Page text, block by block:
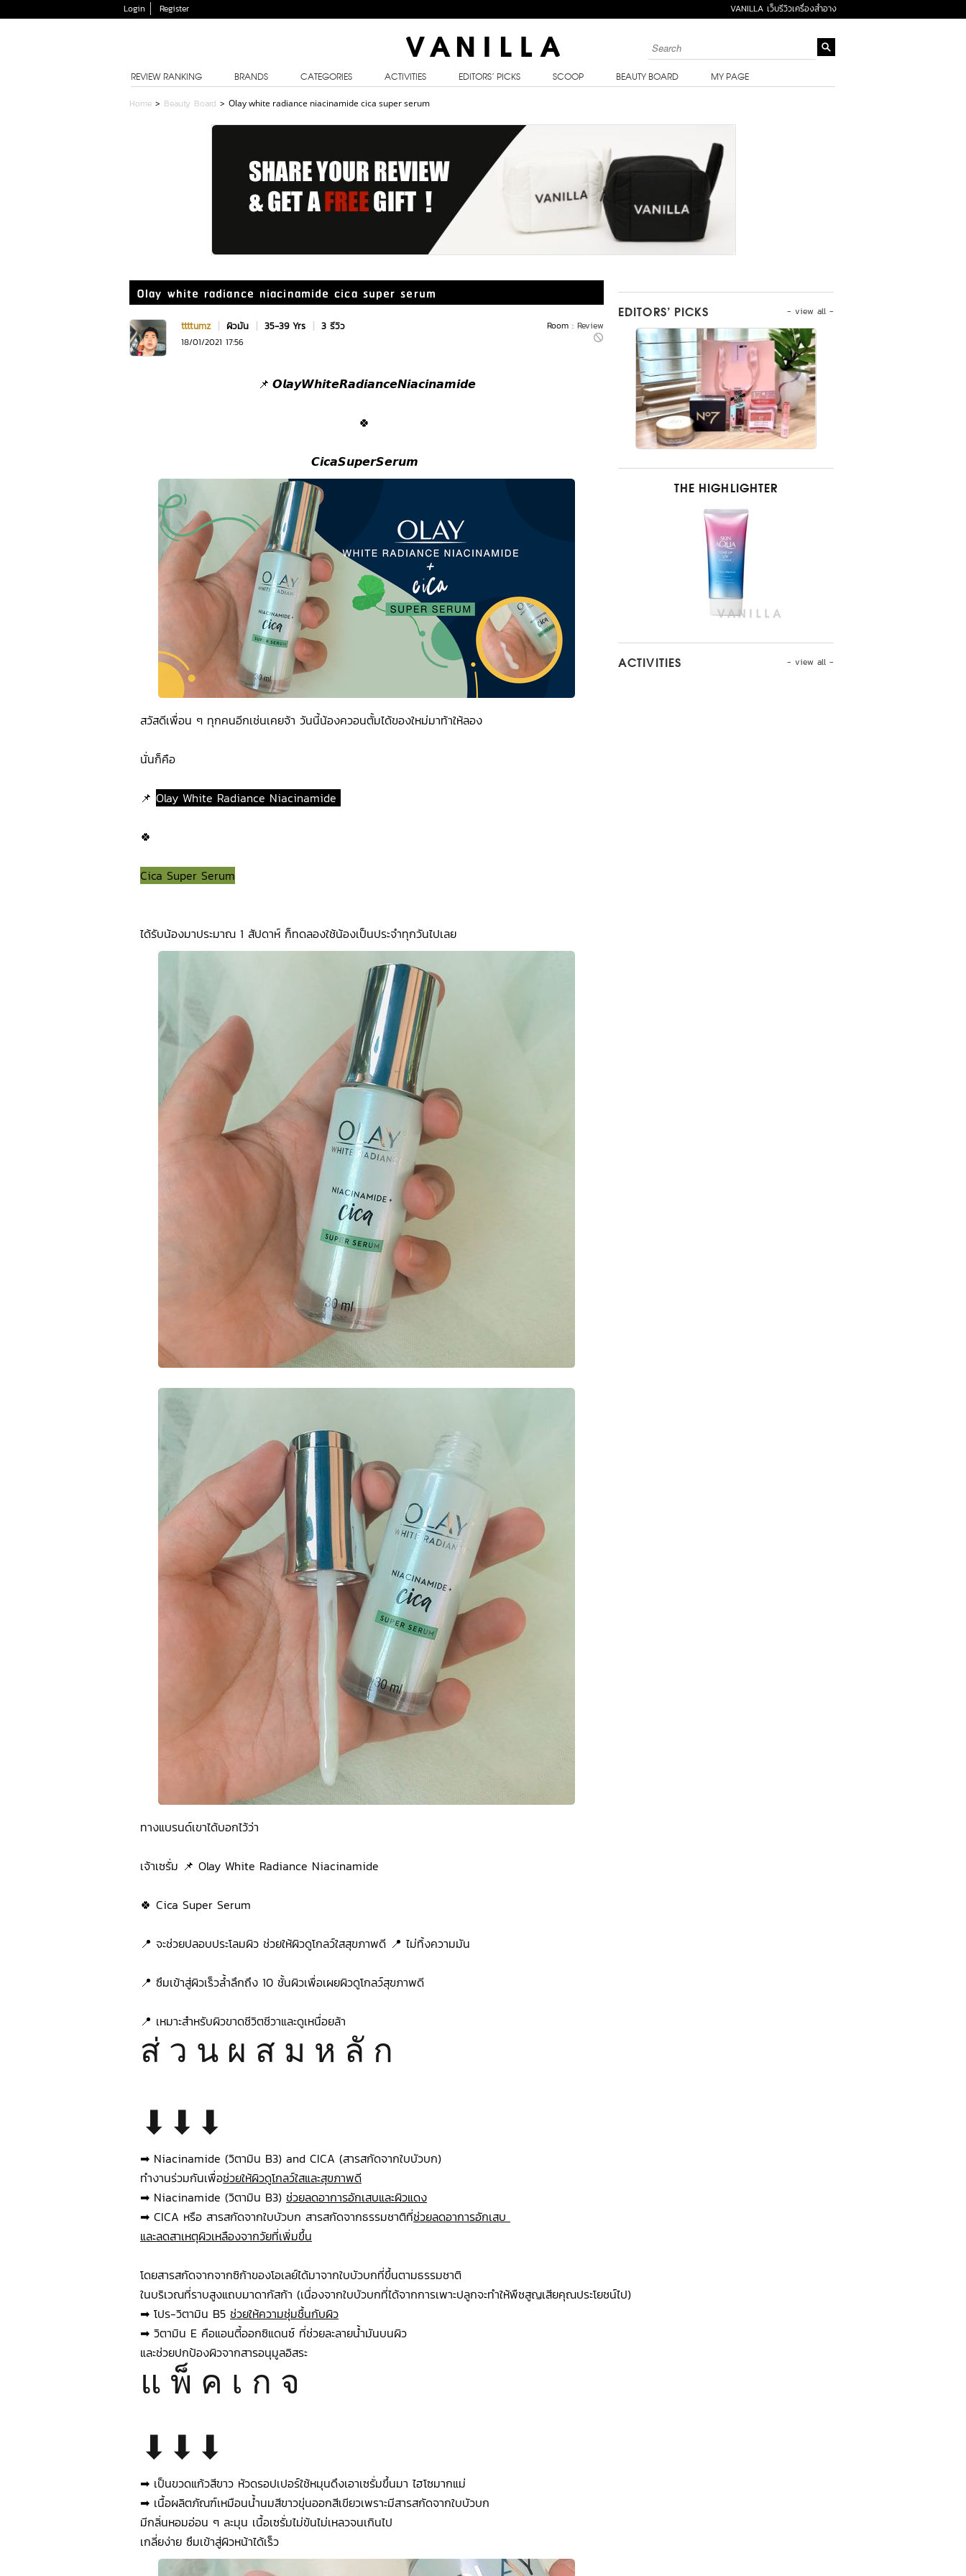
Login Register VANILLA เว็บรีวิวเครื่องสำอาง
REVIEW RANKING BRANDS CATEGORIES ACTIVITIES EDITORS’ PICKS SCOOP BEAUTY BOARD MY PAGE
Home > Beauty Board > Olay white radiance niacinamide cica super serum
Olay white radiance niacinamide cica super serum
Room : Review
ttttumz | ผิวมัน | 35-39 Yrs | 3 รีวิว
18/01/2021 17:56
📌 𝙊𝙡𝙖𝙮𝙒𝙝𝙞𝙩𝙚𝙍𝙖𝙙𝙞𝙖𝙣𝙘𝙚𝙉𝙞𝙖𝙘𝙞𝙣𝙖𝙢𝙞𝙙𝙚
🍀
𝘾𝙞𝙘𝙖𝙎𝙪𝙥𝙚𝙧𝙎𝙚𝙧𝙪𝙢
สวัสดีเพื่อน ๆ ทุกคนอีกเช่นเคยจ้า วันนี้น้องควอนตั้มได้ของใหม่มาท้าให้ลอง
นั่นก็คือ
📌 Olay White Radiance Niacinamide
🍀
Cica Super Serum
ได้รับน้องมาประมาณ 1 สัปดาห์ ก็ทดลองใช้น้องเป็นประจำทุกวันไปเลย
ทางแบรนด์เขาได้บอกไว้ว่า
เจ้าเซรั่ม 📌 Olay White Radiance Niacinamide
🍀 Cica Super Serum
📍 จะช่วยปลอบประโลมผิว ช่วยให้ผิวดูโกลว์ใสสุขภาพดี 📍 ไม่ทิ้งความมัน
📍 ซึมเข้าสู่ผิวเร็วล้ำลึกถึง 10 ชั้นผิวเพื่อเผยผิวดูโกลว์สุขภาพดี
📍 เหมาะสำหรับผิวขาดชีวิตชีวาและดูเหนื่อยล้า
ส่ ว น ผ ส ม ห ลั ก
⬇⬇⬇
➡ Niacinamide (วิตามิน B3) and CICA (สารสกัดจากใบบัวบก)
ทำงานร่วมกันเพื่อช่วยให้ผิวดูโกลว์ใสและสุขภาพดี
➡ Niacinamide (วิตามิน B3) ช่วยลดอาการอักเสบและผิวแดง
➡ CICA หรือ สารสกัดจากใบบัวบก สารสกัดจากธรรมชาติที่ช่วยลดอาการอักเสบ
และลดสาเหตุผิวเหลืองจากวัยที่เพิ่มขึ้น
โดยสารสกัดจากจากซิก้าของโอเลย์ได้มาจากใบบัวบกที่ขึ้นตามธรรมชาติ
ในบริเวณที่ราบสูงแถบมาดากัสก้า (เนื่องจากใบบัวบกที่ได้จากการเพาะปลูกจะทำให้พืชสูญเสียคุณประโยชน์ไป)
➡ โปร-วิตามิน B5 ช่วยให้ความชุ่มชื้นกับผิว
➡ วิตามิน E คือแอนตี้ออกซิแดนซ์ ที่ช่วยละลายน้ำมันบนผิว
และช่วยปกป้องผิวจากสารอนุมูลอิสระ
แ พ็ ค เ ก จ
⬇⬇⬇
➡ เป็นขวดแก้วสีขาว หัวดรอปเปอร์ใช้หมุนดึงเอาเซรั่มขึ้นมา ไฮโซมากแม่
➡ เนื้อผลิตภัณฑ์เหมือนน้ำนมสีขาวขุ่นออกสีเขียวเพราะมีสารสกัดจากใบบัวบก
มีกลิ่นหอมอ่อน ๆ ละมุน เนื้อเซรั่มไม่ข้นไม่เหลวจนเกินไป
เกลี่ยง่าย ซึมเข้าสู่ผิวหน้าได้เร็ว
- view all -
EDITORS’ PICKS
THE HIGHLIGHTER
- view all -
ACTIVITIES